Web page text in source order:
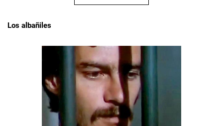
Los albañiles